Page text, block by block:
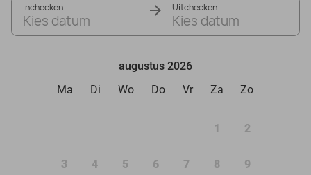
Inchecken
Kies datum
Uitchecken
Kies datum
augustus 2026
Ma
Di Wo Do Vr Za Zo
1 2
3 4 5 6 7 8 9